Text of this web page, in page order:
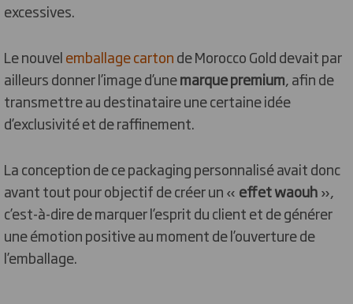
excessives.
Le nouvelemballage cartonde Morocco Gold devait par
ailleurs donner l’image d’unemarque premium, afin de
transmettre au destinataire une certaine idée
d’exclusivité et de raffinement.
La conception de ce packaging personnalisé avait donc
avant tout pour objectif de créer un « effet waouh»,
c’est-à-dire de marquer l’esprit du client et de générer
une émotion positive au moment de l’ouverture de
l’emballage.